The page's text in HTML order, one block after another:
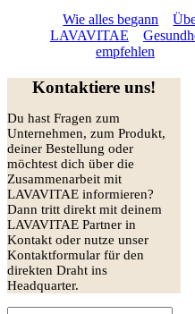
Wie alles begann
LAVAVITAE
empfehlen
Kontaktiere uns!
Du hast Fragen zum
Unternehmen, zum Produkt,
deiner Bestellung oder
möchtest dich über die
Zusammenarbeit mit
LAVAVITAE informieren?
Dann tritt direkt mit deinem
LAVAVITAE Partner in
Kontakt oder nutze unser
Kontaktformular für den
direkten Draht ins
Headquarter.